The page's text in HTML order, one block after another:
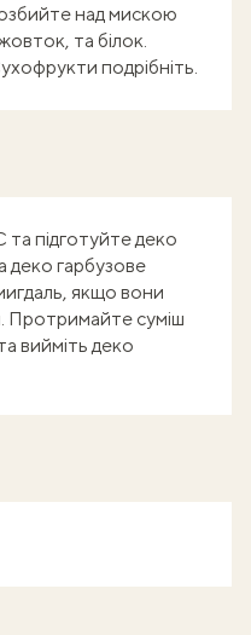
над мискою
та білок.
подрібніть.
та підготуйте деко
деко гарбузове
якщо вони
Протримайте суміш
вийміть деко